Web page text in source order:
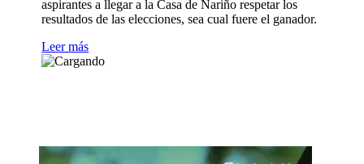
aspirantes a llegar a la Casa de Nariño respetar los
resultados de las elecciones, sea cual fuere el ganador.
Leer más